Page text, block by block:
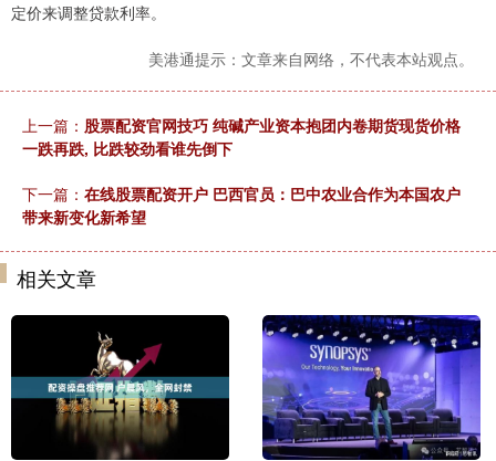
定价来调整贷款利率。
美港通提示：文章来自网络，不代表本站观点。
上一篇： 股票配资官网技巧 纯碱产业资本抱团内卷期货现货价格
一跌再跌, 比跌较劲看谁先倒下
下一篇： 在线股票配资开户 巴西官员：巴中农业合作为本国农户
带来新变化新希望
相关文章